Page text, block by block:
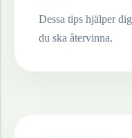
Dessa tips hjälper
du ska återvinna.